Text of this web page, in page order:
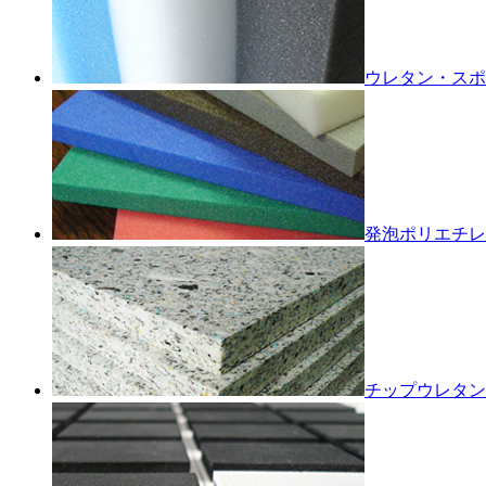
ウレタン・ス
発泡ポリエチ
チップウレタン